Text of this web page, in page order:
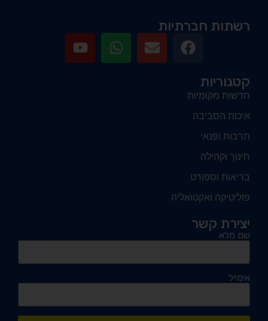
רשתות חברתיות
קטגוריות
חדשות מקומיות
איכות הסביבה
תרבות ופנאי
חינוך וקהילה
בריאות וספורט
פוליטיקה ואקטואליה
יצירת קשר
שם מלא
אימייל